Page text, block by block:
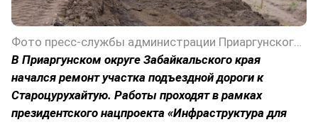
В Приаргунском округе Забайкальского края
начался ремонт участка подъездной дороги к
Староцурухайтую. Работы проходят в рамках
президентского нацпроекта «Инфраструктура для